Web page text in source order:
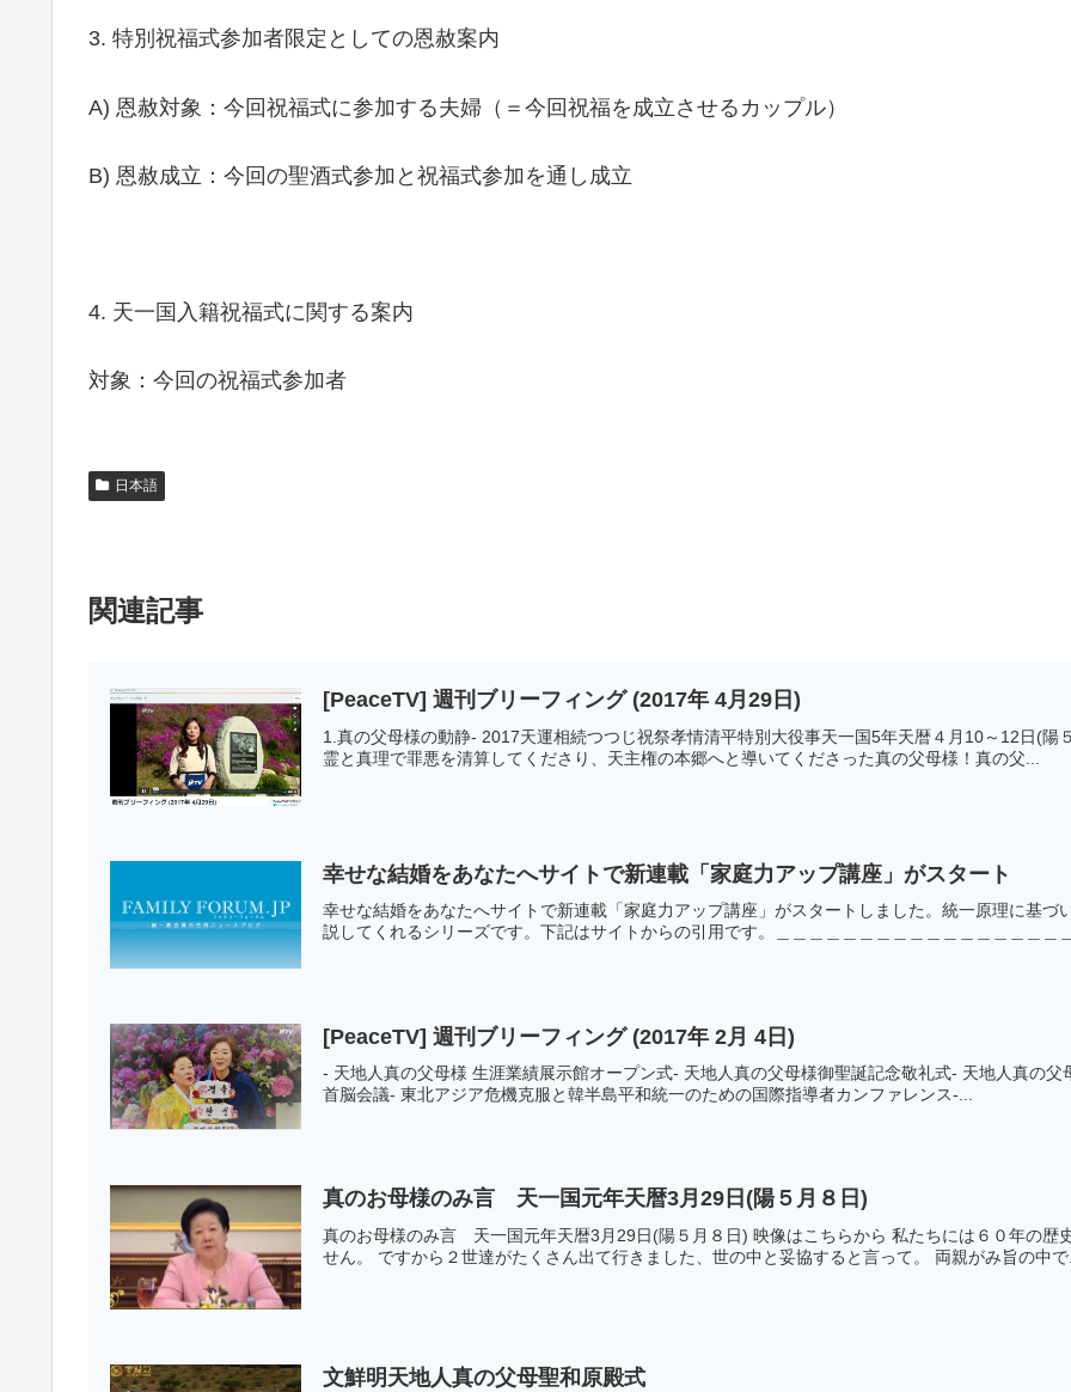
3. 特別祝福式参加者限定としての恩赦案内
A) 恩赦対象：今回祝福式に参加する夫婦（＝今回祝福を成立させるカップル）
B) 恩赦成立：今回の聖酒式参加と祝福式参加を通し成立
4. 天一国入籍祝福式に関する案内
対象：今回の祝福式参加者
日本語
関連記事
[PeaceTV] 週刊ブリーフィング (2017年 4月29日)
1.真の父母様の動静- 2017天運相続つつじ祝祭孝情清平特別大役事天一国5年天暦４月10～12日(
霊と真理で罪悪を清算してくださり、天主権の本郷へと導いてくださった真の父母様！真の父...
幸せな結婚をあなたへサイトで新連載「家庭力アップ講座」がスタート
幸せな結婚をあなたへサイトで新連載「家庭力アップ講座」がスタートしました。統一原理に基
説してくれるシリーズです。下記はサイトからの引用です。＿＿＿＿＿＿＿＿＿＿＿＿＿＿＿＿＿
[PeaceTV] 週刊ブリーフィング (2017年 2月 4日)
- 天地人真の父母様 生涯業績展示館オープン式- 天地人真の父母様御聖誕記念敬礼式- 天地人真の
首脳会議- 東北アジア危機克服と韓半島平和統一のための国際指導者カンファレンス-...
真のお母様のみ言 天一国元年天暦3月29日(陽５月８日)
真のお母様のみ言 天一国元年天暦3月29日(陽５月８日) 映像はこちらから 私たちには６０年の歴
せん。 ですから２世達がたくさん出て行きました、世の中と妥協すると言って。 両親がみ旨の中
文鮮明天地人真の父母聖和原殿式